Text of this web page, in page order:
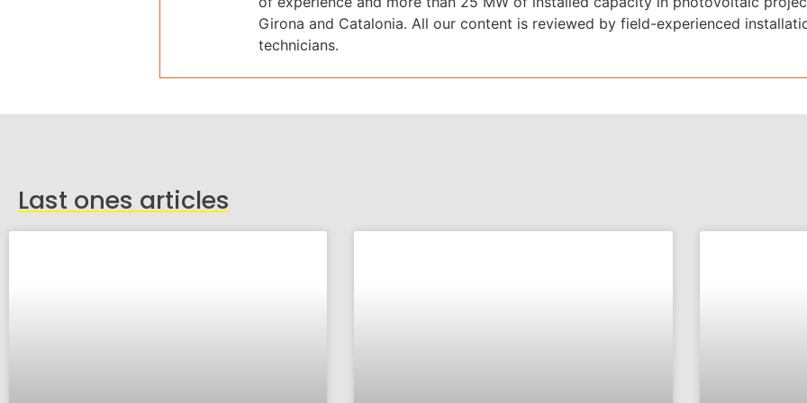
Girona and Catalonia. All our content is reviewed by field-experienced
technicians.
Last ones articles